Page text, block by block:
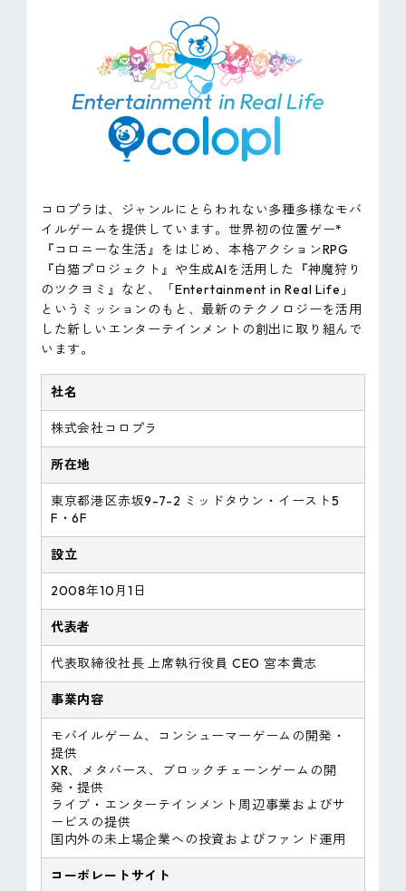
コロプラは、ジャンルにとらわれない多種多様なモバ
イルゲームを提供しています。世界初の位置ゲー*
『コロニーな生活』をはじめ、本格アクションRPG
『白猫プロジェクト』や生成AIを活用した『神魔狩り
のツクヨミ』など、「Entertainment in Real Life」
というミッションのもと、最新のテクノロジーを活用
した新しいエンターテインメントの創出に取り組んで
います。
社名
株式会社コロプラ
所在地
東京都港区赤坂9-7-2 ミッドタウン・イースト5
F・6F
設立
2008年10月1日
代表者
代表取締役社長 上席執行役員 CEO 宮本貴志
事業内容
モバイルゲーム、コンシューマーゲームの開発・
提供
XR、メタバース、ブロックチェーンゲームの開
発・提供
ライブ・エンターテインメント周辺事業およびサ
ービスの提供
国内外の未上場企業への投資およびファンド運用
コーポレートサイト